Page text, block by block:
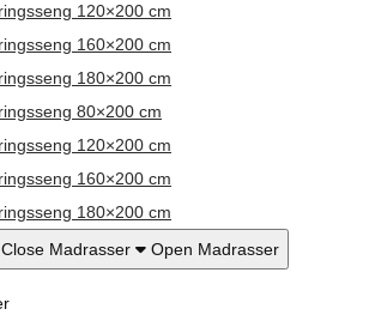
120×200 cm
160×200 cm
180×200 cm
80×200 cm
120×200 cm
160×200 cm
180×200 cm
Close Madrasser Open Madrasser